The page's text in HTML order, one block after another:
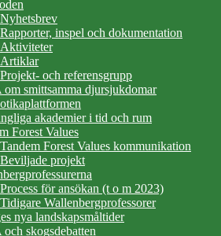
Nyhetsbrev
Rapporter, inspel och dokumentation
Aktiviteter
Artiklar
Projekt- och referensgrupp
smittsamma djursjukdomar
akademier i tid och rum
Forest Values
Tandem Forest Values kommunikation
Beviljade projekt
Process för ansökan (t o m 2023)
Tidigare Wallenbergprofessorer
nya landskapsmåltider
skogsdebatten